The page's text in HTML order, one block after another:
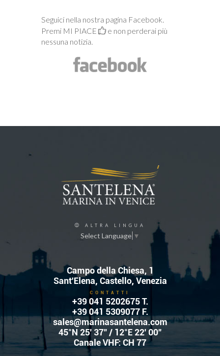
Seguici nella nostra pagina Facebook.
Premi MI PIACE
e non perderai più
nessuna notizia.
ALTRA LINGUA
Select Language ▼
Campo della Chiesa, 1
Sant'Elena, Castello, Venezia
CONTATTI
+39 041 5202675T.
+39 041 5309077 F.
sales@marinasantelena.com
45°N 25' 37" / 12°E 22' 00"
Canale VHF: CH 77